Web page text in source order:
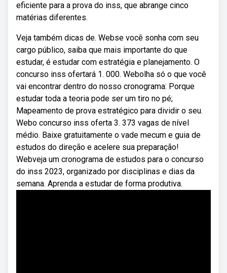
eficiente para a prova do inss, que abrange cinco
matérias diferentes.
Veja também dicas de. Webse você sonha com seu
cargo público, saiba que mais importante do que
estudar, é estudar com estratégia e planejamento. O
concurso inss ofertará 1. 000. Webolha só o que você
vai encontrar dentro do nosso cronograma: Porque
estudar toda a teoria pode ser um tiro no pé;
Mapeamento de prova estratégico para dividir o seu.
Webo concurso inss oferta 3. 373 vagas de nível
médio. Baixe gratuitamente o vade mecum e guia de
estudos do direção e acelere sua preparação!
Webveja um cronograma de estudos para o concurso
do inss 2023, organizado por disciplinas e dias da
semana. Aprenda a estudar de forma produtiva.